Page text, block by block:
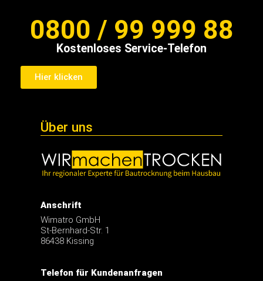
0800 / 99 999 88
Kostenloses Service-Telefon
Hier klicken
Über uns
Anschrift
Wimatro GmbH
St-Bernhard-Str. 1
86438 Kissing
Telefon für Kundenanfragen